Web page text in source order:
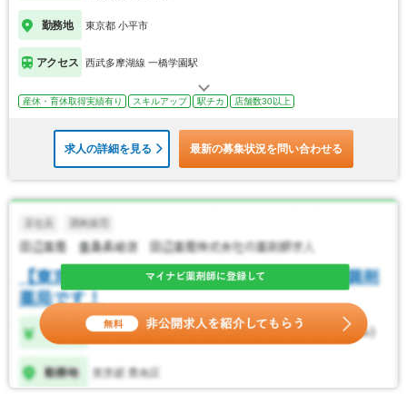
勤務地 東京都 小平市
アクセス 西武多摩湖線 一橋学園駅
産休・育休取得実績有り スキルアップ 駅チカ 店舗数30以上
求人の詳細を見る 最新の募集状況を問い合わせる